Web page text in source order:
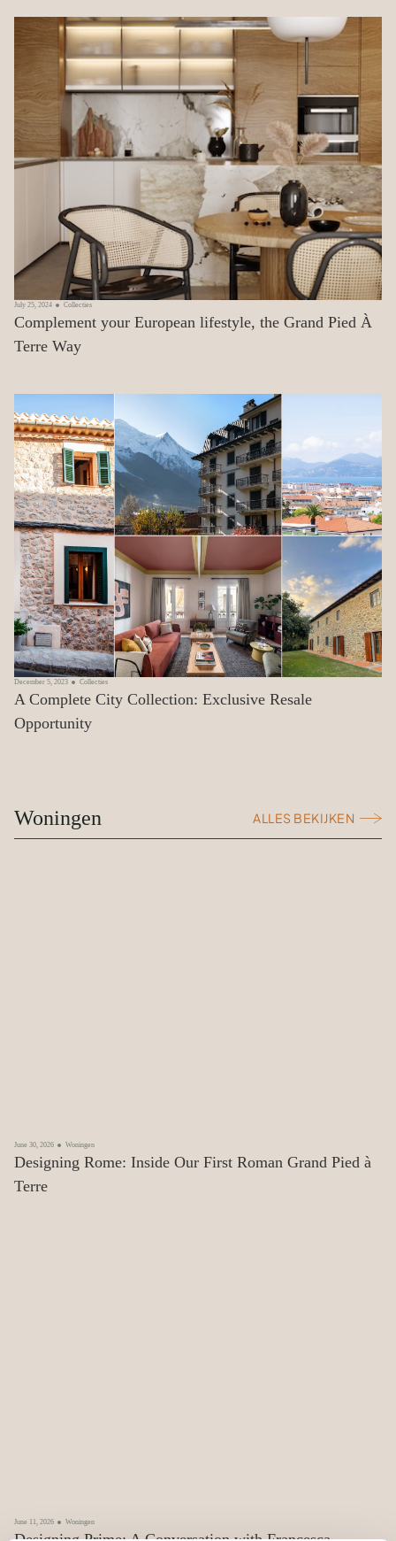
Complement your European lifestyle, the Grand Pied À
Terre Way
July 25, 2024 Collecties
A Complete City Collection: Exclusive Resale
Opportunity
December 5, 2023 Collecties
Woningen ALLES BEKIJKEN
Designing Rome: Inside Our First Roman Grand Pied à
Terre
June 30, 2026 Woningen
June 11, 2026 Woningen